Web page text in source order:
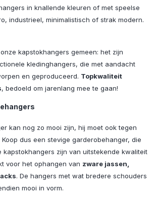
in knallende kleuren of met speelse
industrieel, minimalistisch of strak modern.
kapstokhangers gemeen: het zijn
kledinghangers, die met aandacht
en geproduceerd. Topkwaliteit
, bedoeld om jarenlang mee te gaan!
kan nog zo mooi zijn, hij moet ook tegen
dus een stevige garderobehanger, die
kapstokhangers zijn van uitstekende kwaliteit
voor het ophangen van zware jassen,
. De hangers met wat bredere schouders
mooi in vorm.